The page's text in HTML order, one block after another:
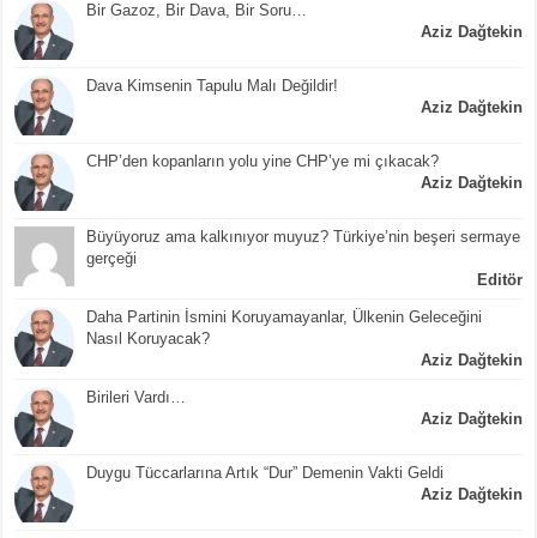
Bir Gazoz, Bir Dava, Bir Soru…
Aziz Dağtekin
Dava Kimsenin Tapulu Malı Değildir!
Aziz Dağtekin
CHP’den kopanların yolu yine CHP’ye mi çıkacak?
Aziz Dağtekin
Büyüyoruz ama kalkınıyor muyuz? Türkiye’nin beşeri sermaye
gerçeği
Editör
Daha Partinin İsmini Koruyamayanlar, Ülkenin Geleceğini
Nasıl Koruyacak?
Aziz Dağtekin
Birileri Vardı…
Aziz Dağtekin
Duygu Tüccarlarına Artık “Dur” Demenin Vakti Geldi
Aziz Dağtekin